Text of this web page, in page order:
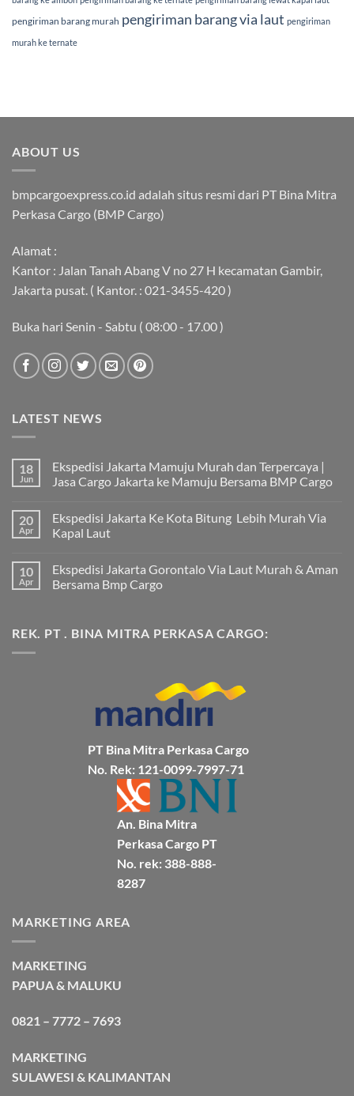
pengiriman barang murah pengiriman barang via laut pengiriman
murah ke ternate
ABOUT US
bmpcargoexpress.co.id adalah situs resmi dari PT Bina Mitra
Perkasa Cargo (BMP Cargo)
Alamat :
Kantor : Jalan Tanah Abang V no 27 H kecamatan Gambir,
Jakarta pusat. ( Kantor. : 021-3455-420 )
Buka hari Senin - Sabtu ( 08:00 - 17.00 )
LATEST NEWS
18
Jun
Ekspedisi Jakarta Mamuju Murah dan Terpercaya |
Jasa Cargo Jakarta ke Mamuju Bersama BMP Cargo
komentar
pada
Ekspedisi
Murah
dan
Terpercaya
Jakarta
ke
20
Apr
Ekspedisi Jakarta Ke Kota Bitung Lebih Murah Via
Kapal Laut
komentar
pada
Ekspedisi
Bitung
Lebih
10
Apr
Ekspedisi Jakarta Gorontalo Via Laut Murah & Aman
Bersama Bmp Cargo
pada
Ekspedisi
REK. PT . BINA MITRA PERKASA CARGO:
PT Bina Mitra Perkasa Cargo
No. Rek: 121-0099-7997-71
An. Bina Mitra
Perkasa Cargo PT
No. rek: 388-888-
8287
MARKETING AREA
MARKETING
PAPUA & MALUKU
0821 – 7772 – 7693
MARKETING
SULAWESI & KALIMANTAN